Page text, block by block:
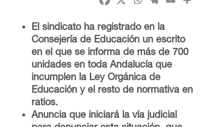
El sindicato ha registrado en la
Consejería de Educación un escrito
en el que se informa de más de 700
unidades en toda Andalucía que
incumplen la Ley Orgánica de
Educación y el resto de normativa en
ratios.
Anuncia que iniciará la vía judicial